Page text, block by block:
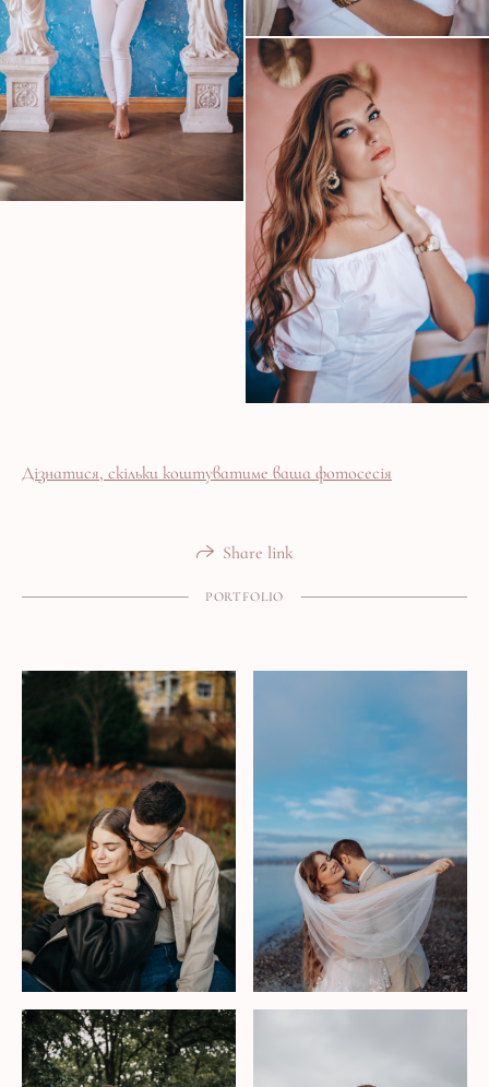
Дізнатися, скільки коштуватиме ваша фотосесія
Share link
PORTFOLIO